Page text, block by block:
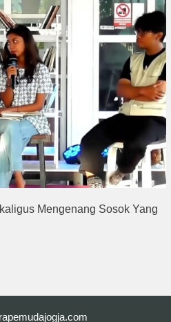
Mengenang Sosok Yang